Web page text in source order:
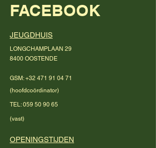
FACEBOOK
JEUGDHUIS
LONGCHAMPLAAN 29
8400 OOSTENDE
GSM:+32 471 91 04 71
(hoofdcoördinator)
TEL:059 50 90 65
(vast)
OPENINGSTIJDEN